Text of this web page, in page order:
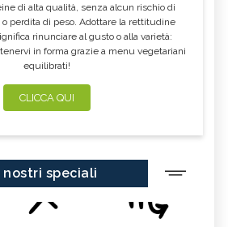
di alta qualità, senza alcun rischio di
perdita di peso. Adottare la rettitudine
rinunciare al gusto o alla varietà:
in forma grazie a menu vegetariani
equilibrati!
CLICCA QUI
I nostri speciali